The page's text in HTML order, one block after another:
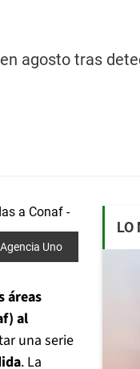
agosto tras
Agencia Uno
áreas
al
una serie
. La
LO